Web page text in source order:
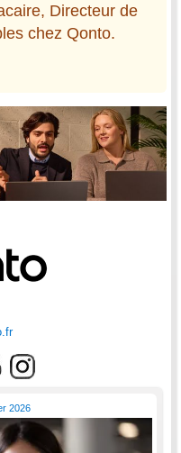
Directeur de
chez Qonto.
2026